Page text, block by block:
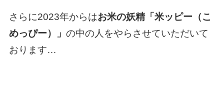
さらに2023年からはお米の妖精「米ッピー（こ
めっぴー）」 の中の人をやらさせていただいて
おります…